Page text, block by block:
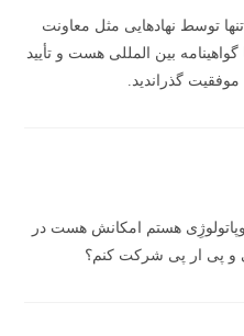
توسط نهادهایی مثل معاونت
بین المللی هست و تأیید
گذراندید.
هستم امکانش هست در
و پی ار پی شرکت کنم؟